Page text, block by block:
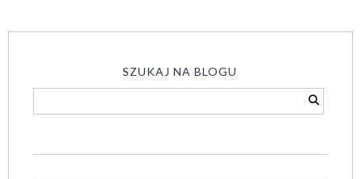
SZUKAJ NA BLOGU